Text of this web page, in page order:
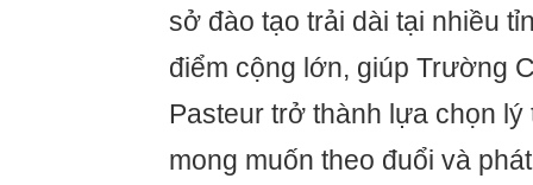
sở đào tạo trải dài tại nhiều
điểm cộng lớn, giúp Trường
Pasteur trở thành lựa chọn
mong muốn theo đuổi và